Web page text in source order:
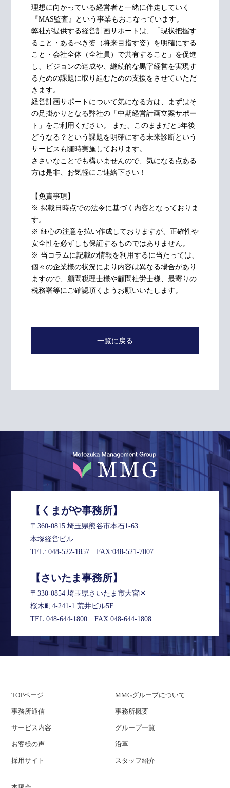
理想に向かっている経営者と一緒に伴走していく
『MAS監査』という事業もおこなっています。
弊社が提供する経営計画サポートは、「現状把握す
ること・あるべき姿（将来目指す姿）を明確にする
こと・会社全体（全社員）で共有すること」を促進
し、ビジョンの達成や、継続的な黒字経営を実現す
るための課題に取り組むための支援をさせていただ
きます。
経営計画サポートについて気になる方は、まずはそ
の足掛かりとなる弊社の「中期経営計画立案サポー
ト」をご利用ください。 また、このままだと5年後
どうなる？という課題を明確にする未来診断という
サービスも随時実施しております。
ささいなことでも構いませんので、気になる点ある
方は是非、お気軽にご連絡下さい！
【免責事項】
※ 掲載日時点での法令に基づく内容となっておりま
す。
※ 細心の注意を払い作成しておりますが、正確性や
安全性を必ずしも保証するものではありません。
※ 当コラムに記載の情報を利用するに当たっては、
個々の企業様の状況により内容は異なる場合があり
ますので、顧問税理士様や顧問社労士様、最寄りの
税務署等にご確認頂くようお願いいたします。
一覧に戻る
【くまがや事務所】
〒360-0815 埼玉県熊谷市本石1-63
本塚経営ビル
TEL: 048-522-1857 FAX:048-521-7007
【さいたま事務所】
〒330-0854 埼玉県さいたま市大宮区
桜木町4-241-1 荒井ビル5F
TEL:048-644-1800 FAX:048-644-1808
TOPページ
事務所通信
サービス内容
お客様の声
採用サイト
MMGグループについて
事務所概要
グループ一覧
沿革
スタッフ紹介